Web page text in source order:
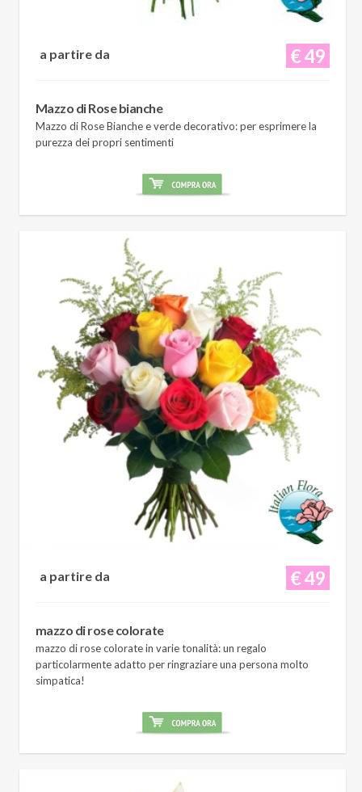
€ 49
a partire da
Mazzo di Rose bianche
Mazzo di Rose Bianche e verde decorativo: per esprimere la
purezza dei propri sentimenti
€ 49
a partire da
mazzo di rose colorate
mazzo di rose colorate in varie tonalità: un regalo
particolarmente adatto per ringraziare una persona molto
simpatica!